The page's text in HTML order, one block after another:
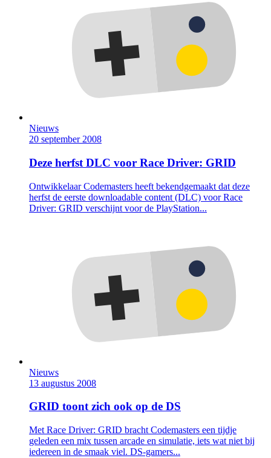
Nieuws
20 september 2008
Deze herfst DLC voor Race Driver: GRID
Ontwikkelaar Codemasters heeft bekendgemaakt dat deze
herfst de eerste downloadable content (DLC) voor Race
Driver: GRID verschijnt voor de PlayStation...
Nieuws
13 augustus 2008
GRID toont zich ook op de DS
Met Race Driver: GRID bracht Codemasters een tijdje
geleden een mix tussen arcade en simulatie, iets wat niet bij
iedereen in de smaak viel. DS-gamers...